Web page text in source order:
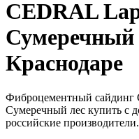
CEDRAL
Сумеречный
Краснодаре
Фиброцементный сайдинг
Сумеречный лес купить с
российские производители.